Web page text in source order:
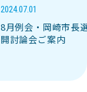
2024.07.01
8月例会・岡崎市長
開討論会ご案内